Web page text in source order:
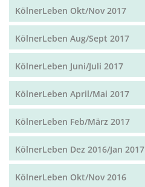
KölnerLeben Okt/Nov 2017
KölnerLeben Aug/Sept 2017
KölnerLeben Juni/Juli 2017
KölnerLeben April/Mai 2017
KölnerLeben Feb/März 2017
KölnerLeben Dez 2016/Jan 2017
KölnerLeben Okt/Nov 2016